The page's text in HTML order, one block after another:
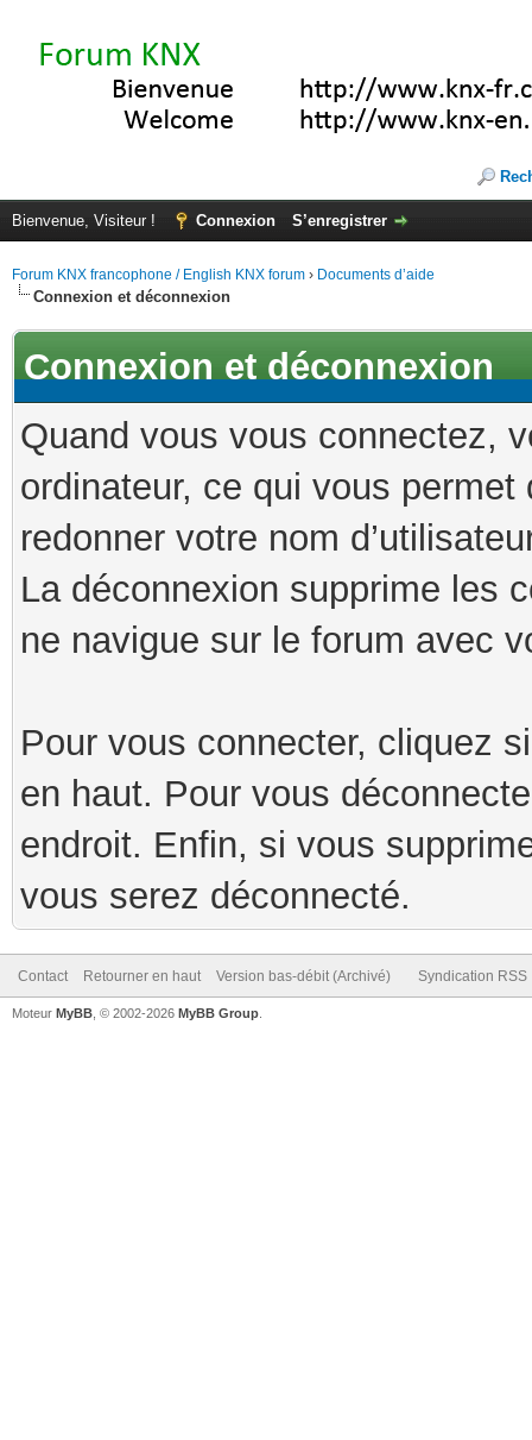
Bienvenue, Visiteur ! Connexion S’enregistrer
Forum KNX francophone / English KNX forum › Documents d’aide
Connexion et déconnexion
Connexion et déconnexion
Quand vous vous connectez,
ordinateur, ce qui vous
redonner votre nom
La déconnexion supprime les
ne navigue sur le forum avec
Pour vous connecter, cliquez
en haut. Pour vous
endroit. Enfin, si vous
vous serez déconnecté.
Contact Retourner en haut Version bas-débit (Archivé) Syndication RSS
Moteur MyBB , © 2002-2026 MyBB Group